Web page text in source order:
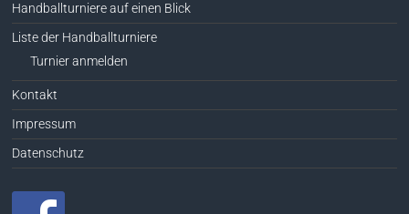
Handballturniere auf einen Blick
Liste der Handballturniere
Turnier anmelden
Kontakt
Impressum
Datenschutz